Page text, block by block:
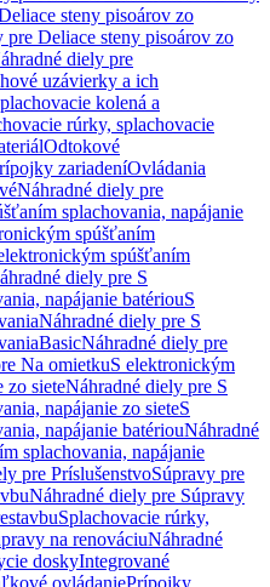
steny pisoárov zo
pre Deliace steny pisoárov zo
diely pre
uzávierky a ich
kolená a
rúrky, splachovacie
Odtokové
zariadeníOvládania
Náhradné diely pre
splachovania, napájanie
spúšťaním
spúšťaním
diely pre S
napájanie batériouS
Náhradné diely pre S
BasicNáhradné diely pre
Na omietkuS elektronickým
zo sieteNáhradné diely pre S
napájanie zo sieteS
napájanie batériouNáhradné
splachovania, napájanie
pre PríslušenstvoSúpravy pre
Náhradné diely pre Súpravy
Splachovacie rúrky,
na renováciuNáhradné
doskyIntegrované
ovládaniePrípojky